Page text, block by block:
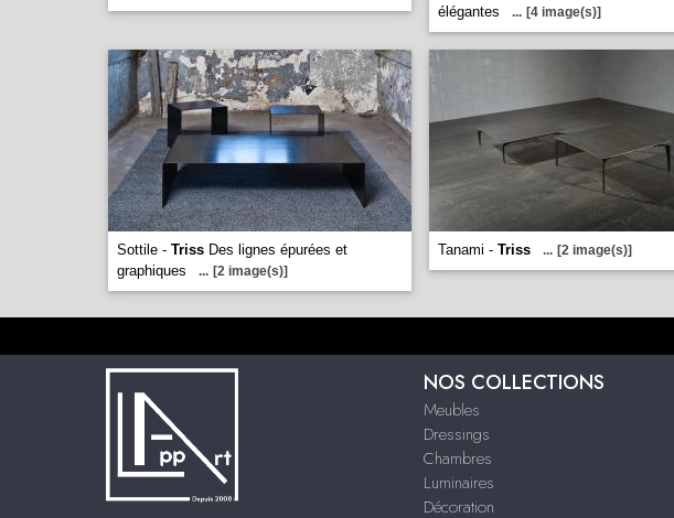
élégantes
... [4 image(s)]
Sottile - Triss Des lignes épurées et
graphiques
... [2 image(s)]
Tanami - Triss ... [2 image(s)]
NOS COLLECTIONS
Meubles
Dressings
Chambres
Luminaires
Décoration